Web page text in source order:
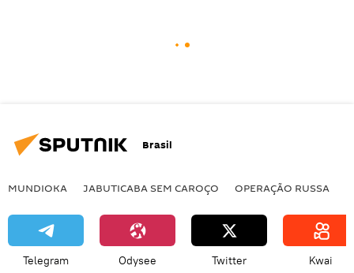
Brasil
MUNDIOKA JABUTICABA SEM CAROÇO OPERAÇÃO RUSSA
Telegram Odysee Twitter Kwai